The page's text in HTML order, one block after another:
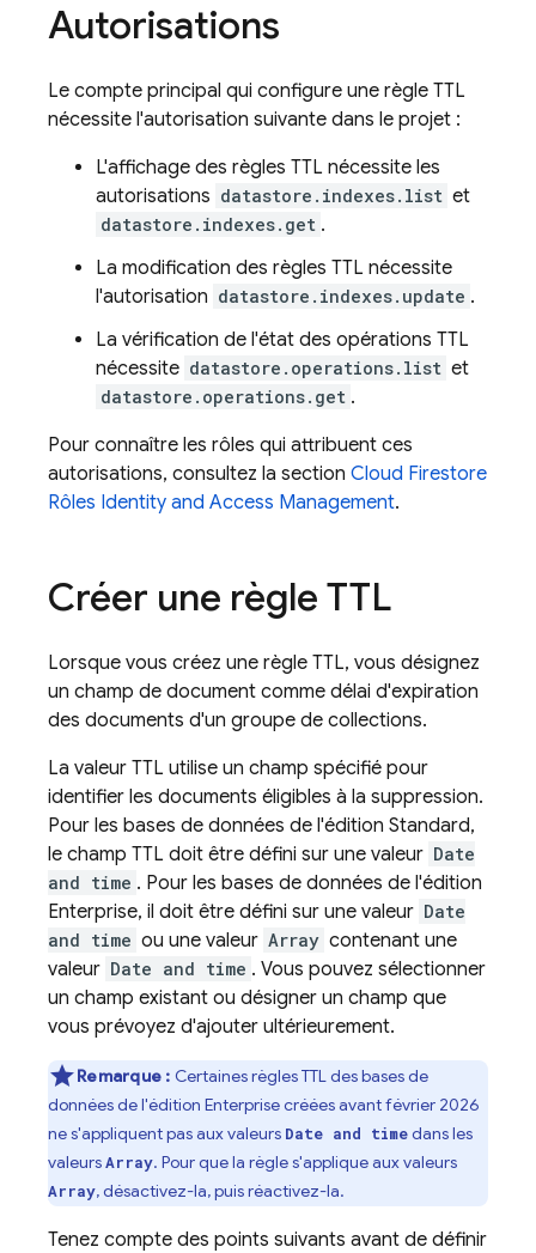
Autorisations
Le compte principal qui configure une règle TTL
nécessite l'autorisation suivante dans le projet :
L'affichage des règles TTL nécessite les
autorisations datastore.indexes.list et
datastore.indexes.get .
La modification des règles TTL nécessite
l'autorisation datastore.indexes.update .
La vérification de l'état des opérations TTL
nécessite datastore.operations.list et
datastore.operations.get .
Pour connaître les rôles qui attribuent ces
autorisations, consultez la section Cloud Firestore
Rôles Identity and Access Management.
Créer une règle TTL
Lorsque vous créez une règle TTL, vous désignez
un champ de document comme délai d'expiration
des documents d'un groupe de collections.
La valeur TTL utilise un champ spécifié pour
identifier les documents éligibles à la suppression.
Pour les bases de données de l'édition Standard,
le champ TTL doit être défini sur une valeur Date
and time . Pour les bases de données de l'édition
Enterprise, il doit être défini sur une valeur Date
and time ou une valeur Array contenant une
valeur Date and time . Vous pouvez sélectionner
un champ existant ou désigner un champ que
vous prévoyez d'ajouter ultérieurement.
Remarque : Certaines règles TTL des bases de
données de l'édition Enterprise créées avant février 2026
ne s'appliquent pas aux valeurs Date and timedans les
valeursArray. Pour que la règle s'applique aux valeurs
Array, désactivez-la, puis réactivez-la.
Tenez compte des points suivants avant de définir